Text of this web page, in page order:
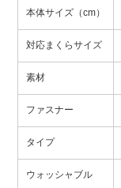
本体サイズ（cm）
対応まくらサイズ
素材
ファスナー
タイプ
ウォッシャブル